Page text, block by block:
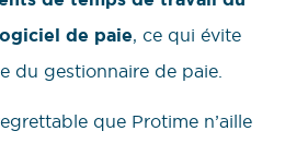
de paie, ce qui évite
du gestionnaire de paie.
que Protime n’aille